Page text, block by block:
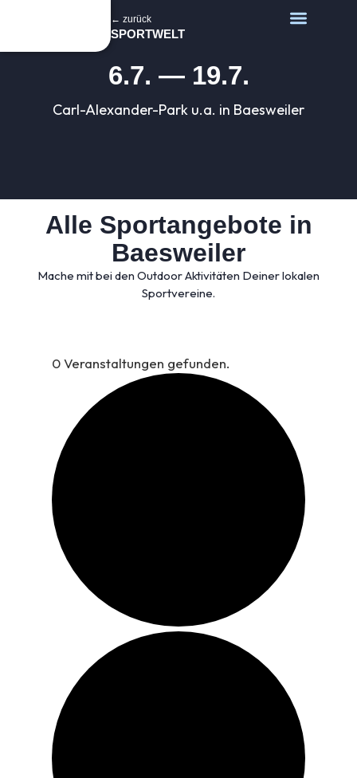
← zurück
SPORTWELT
6.7. — 19.7.
Carl-Alexander-Park u.a. in Baesweiler
Alle Sportangebote in
Baesweiler
Mache mit bei den Outdoor Aktivitäten Deiner lokalen
Sportvereine.​
0 Veranstaltungen gefunden.